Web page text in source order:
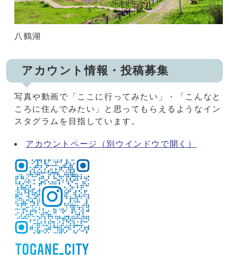
八鶴湖
アカウント情報・投稿募集
写真や動画で「ここに行ってみたい」・「こんなと
ころに住んでみたい」と思ってもらえるようなイン
スタグラムを目指しています。
アカウントページ （別ウインドウで開く）